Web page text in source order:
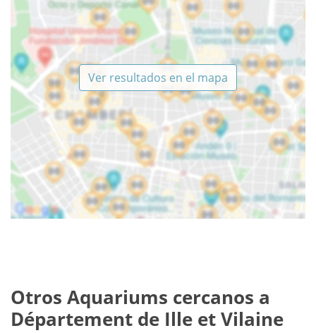
Ver resultados en el mapa
Otros Aquariums cercanos a
Département de Ille et Vilaine